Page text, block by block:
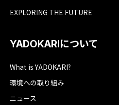
EXPLORING THE FUTURE
YADOKARIについて
What is YADOKARI?
環境への取り組み
ニュース